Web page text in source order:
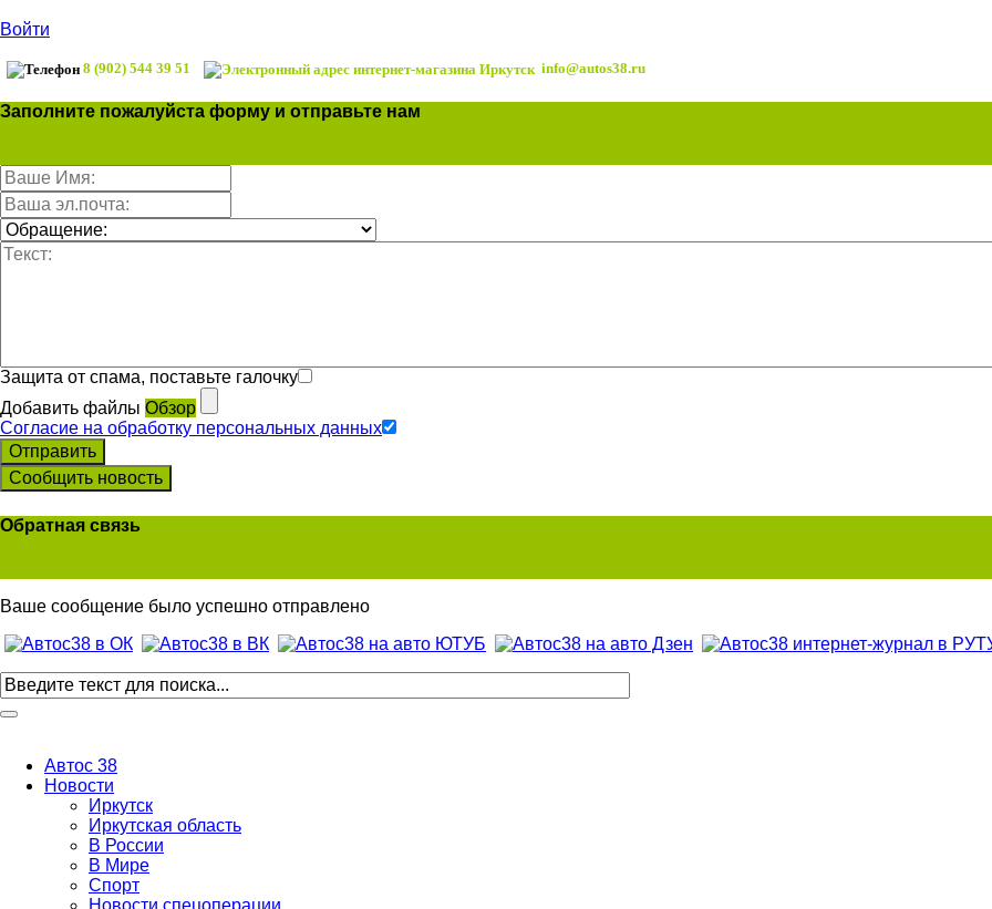
Войти
8 (902) 544 39 51 info@autos38.ru
Заполните пожалуйста форму и отправьте нам
Защита от спама, поставьте галочку
Добавить файлы Обзор
Согласие на обработку персональных данных
Отправить
Сообщить новость
Обратная связь
Ваше сообщение было успешно отправлено
Автос 38
Новости
Иркутск
Иркутская область
В России
В Мире
Спорт
Новости спецоперации